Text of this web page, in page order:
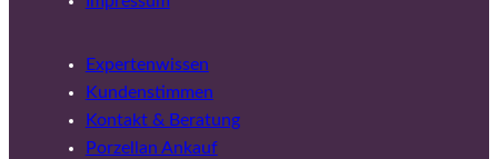
Expertenwissen
Kundenstimmen
Kontakt & Beratung
Porzellan Ankauf